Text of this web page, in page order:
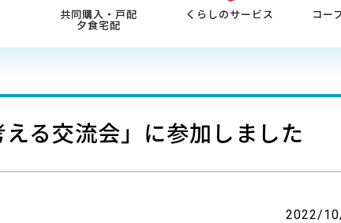
共同購入・戸配
夕食宅配
くらしのサービス コー
える交流会」に参加しました
2022/